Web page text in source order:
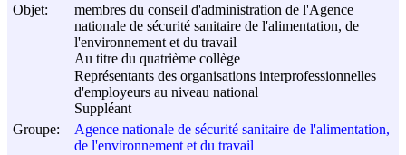
Objet:
membres du conseil d'administration de l'Agence
nationale de sécurité sanitaire de l'alimentation, de
l'environnement et du travail
Au titre du quatrième collège
Représentants des organisations interprofessionnelles
d'employeurs au niveau national
Suppléant
Groupe:
Agence nationale de sécurité sanitaire de l'alimentation,
de l'environnement et du travail